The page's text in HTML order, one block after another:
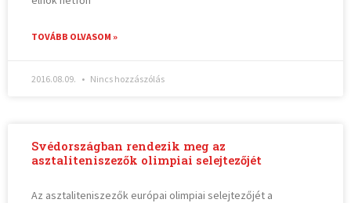
TOVÁBB OLVASOM »
2016.08.09. Nincs hozzászólás
Svédországban rendezik meg az
asztaliteniszezők olimpiai selejtezőjét
Az asztaliteniszezők európai olimpiai selejtezőjét a